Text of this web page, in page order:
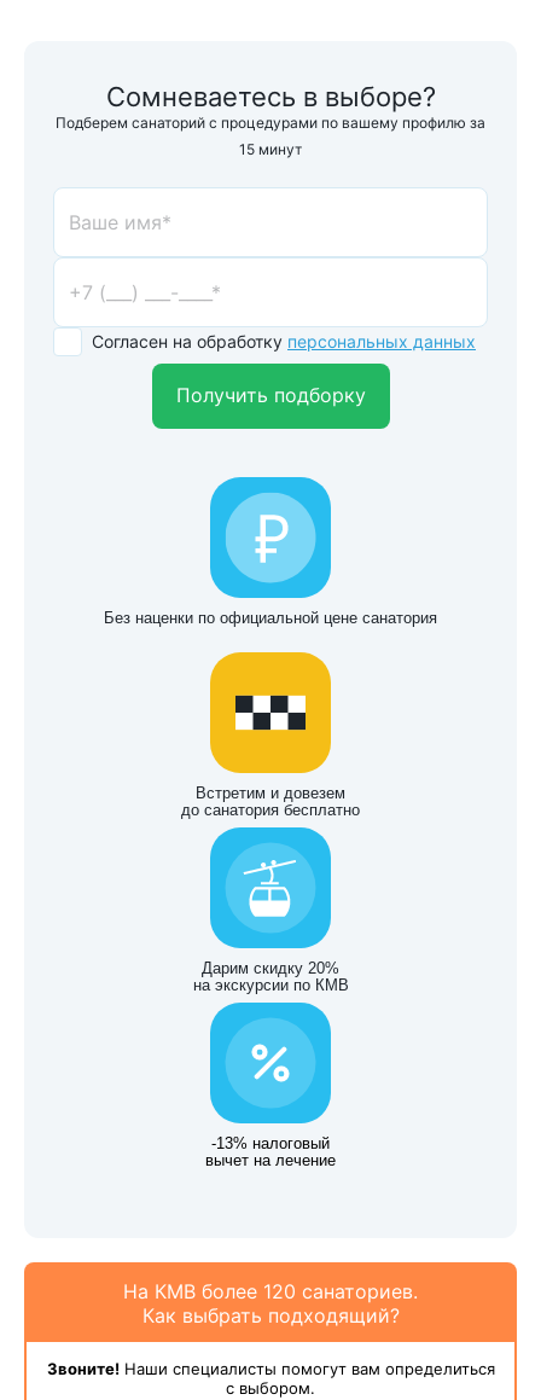
Сомневаетесь в выборе?
Подберем санаторий с процедурами по вашему профилю за
15 минут
Согласен на обработку персональных данных
Получить подборку
Без наценки по официальной цене санатория
Встретим и довезем
до санатория бесплатно
Дарим скидку 20%
на экскурсии по КМВ
-13% налоговый
вычет на лечение
На КМВ более 120 санаториев.
Как выбрать подходящий?
Звоните!Наши специалисты помогут вам определиться
с выбором.